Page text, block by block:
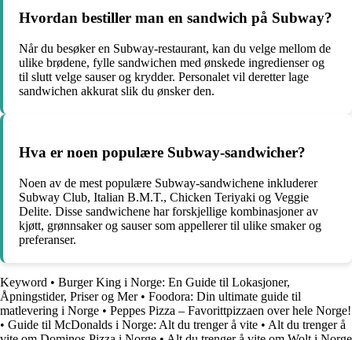
Hvordan bestiller man en sandwich på Subway?
Når du besøker en Subway-restaurant, kan du velge mellom de
ulike brødene, fylle sandwichen med ønskede ingredienser og
til slutt velge sauser og krydder. Personalet vil deretter lage
sandwichen akkurat slik du ønsker den.
Hva er noen populære Subway-sandwicher?
Noen av de mest populære Subway-sandwichene inkluderer
Subway Club, Italian B.M.T., Chicken Teriyaki og Veggie
Delite. Disse sandwichene har forskjellige kombinasjoner av
kjøtt, grønnsaker og sauser som appellerer til ulike smaker og
preferanser.
Keyword • Burger King i Norge: En Guide til Lokasjoner,
Åpningstider, Priser og Mer• Foodora: Din ultimate guide til
matlevering i Norge • Peppes Pizza – Favorittpizzaen over hele Norge!
• Guide til McDonalds i Norge: Alt du trenger å vite • Alt du trenger å